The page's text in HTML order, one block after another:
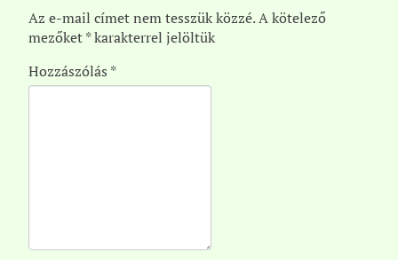
Az e-mail címet nem tesszük közzé.A kötelező
mezőket*karakterrel jelöltük
Hozzászólás *